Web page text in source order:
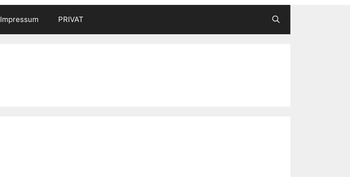
Impressum PRIVAT